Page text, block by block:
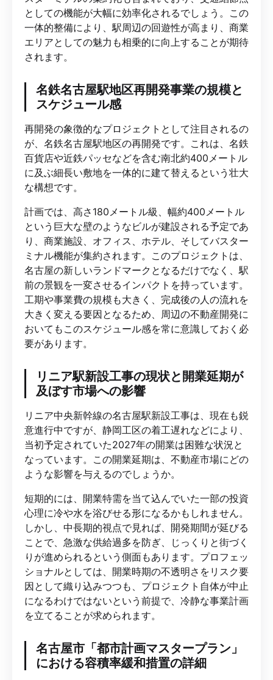
としての機能が大幅に効率化されるでしょう。この
一体的整備により、駅周辺の回遊性が高まり、商業
エリアとしての魅力も相乗的に向上することが期待
されます。
名鉄名古屋駅地区再開発事業の規模と
スケジュール感
再開発の象徴的なプロジェクトとして注目されるの
が、名鉄名古屋駅地区の再開発です。これは、名鉄
百貨店や近鉄パッセなどを含む南北約400メートル
に及ぶ細長い敷地を一体的に建て替えるという壮大
な構想です。
計画では、高さ180メートル級、幅約400メートル
という巨大な壁のようなビルが建設される予定であ
り、商業施設、オフィス、ホテル、そしてバスター
ミナル機能が集約されます。このプロジェクトは、
名古屋の新しいランドマークとなるだけでなく、駅
前の景観を一変させるインパクトを持っています。
工期や事業費の規模も大きく、完成後の人の流れを
大きく変える要因となるため、周辺の不動産開発に
おいてもこのスケジュール感を常に意識しておく必
要があります。
リニア駅新設工事の現状と開業延期が
及ぼす市場への影響
リニア中央新幹線の名古屋駅新設工事は、現在も鋭
意進行中ですが、静岡工区の着工遅れなどにより、
当初予定されていた2027年の開業は困難な状況と
なっています。この開業延期は、不動産市場にどの
ような影響を与えるのでしょうか。
短期的には、開業特需を当て込んでいた一部の投資
心理に冷や水を浴びせる形になるかもしれません。
しかし、中長期的視点で見れば、開発期間が延びる
ことで、急激な供給過多を防ぎ、じっくりと街づく
りが進められるという側面もあります。プロフェッ
ショナルとしては、開業時期の不透明さをリスク要
因として織り込みつつも、プロジェクト自体が中止
になるわけではないという前提で、冷静な事業計画
を立てることが求められます。
名古屋市「都市計画マスタープラン」
における容積率緩和措置の詳細